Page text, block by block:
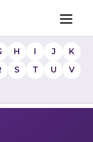
H I J
K
S T U
V